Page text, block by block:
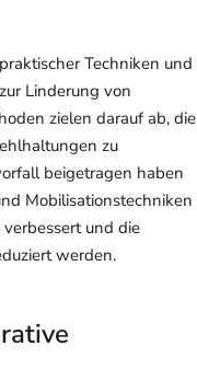
Techniken und
Linderung von
zielen darauf ab, die
zu
beigetragen haben
Mobilisationstechniken
und die
werden.